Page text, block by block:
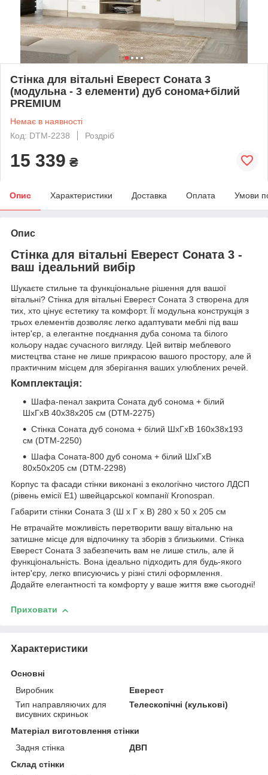
Стінка для вітальні Еверест Соната 3
(модульна - 3 елементи) дуб сонома+білий
PREMIUM
Немає в наявності
Код: DTM-2238
Роздріб
15 339 ₴
Опис Характеристики Доставка Оплата Умови
Опис
Стінка для вітальні Еверест Соната 3 -
ваш ідеальний вибір
Шукаєте стильне та функціональне рішення для вашої
вітальні? Стінка для вітальні Еверест Соната 3 створена для
тих, хто цінує естетику та комфорт. Її модульна конструкція з
трьох елементів дозволяє легко адаптувати меблі під ваш
інтер'єр, а елегантне поєднання дуба сонома та білого
кольору надає сучасного вигляду. Цей витвір меблевого
мистецтва стане не лише прикрасою вашого простору, але й
практичним місцем для зберігання ваших улюблених речей.
Комплектація:
Шафа-пенал закрита Соната дуб сонома + білий
ШхГхВ 40х38х205 см (DTM-2275)
Стінка Соната дуб сонома + білий ШхГхВ 160х38х193
см (DTM-2250)
Шафа Соната-800 дуб сонома + білий ШхГхВ
80х50х205 см (DTM-2298)
Корпус та фасади стінки виконані з екологічно чистого ЛДСП
(рівень емісії Е1) швейцарської компанії Kronospan.
Габарити стінки Соната 3 (Ш х Г х В) 280 х 50 х 205 см
Не втрачайте можливість перетворити вашу вітальню на
затишне місце для відпочинку та зборів з близькими. Стінка
Еверест Соната 3 забезпечить вам не лише стиль, але й
функціональність. Вона ідеально підходить для будь-якого
інтер'єру, легко вписуючись у різні стилі оформлення.
Додайте елегантності та комфорту у ваше життя вже сьогодні!
Приховати
Характеристики
Основні
Виробник
Еверест
Тип направляючих для
висувних скриньок
Телескопічні (кулькові)
Матеріал виготовлення стінки
Задня стінка
ДВП
Склад стінки